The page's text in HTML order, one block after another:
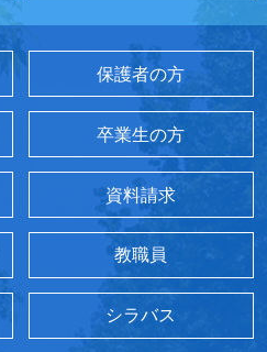
保護者の方
卒業生の方
資料請求
教職員
シラバス